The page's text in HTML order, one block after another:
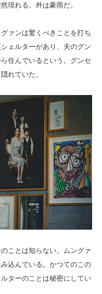
現れる。外は豪雨だ。
ァンは驚くべきことを打ち
ェルターがあり、夫のグン
住んでいるという。グンセ
れていた。
ことは知らない。ムングァ
込んでいる。かつてのこの
ターのことは秘密にしてい